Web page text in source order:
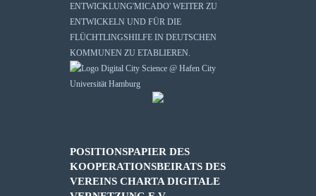
ENTWICKLUNG'MICADO' WEITER ZU
ENTWICKELN UND FÜR DIE
FLÜCHTLINGSHILFE IN DEUTSCHEN
KOMMUNEN ZU ETABLIEREN.
POSITIONSPAPIER DES
KOOPERATIONSBEIRATS DES
VEREINS CHARTA DIGITALE